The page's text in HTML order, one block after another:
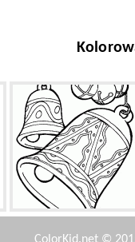
Dzwony i choinki
ColorKid.net ©